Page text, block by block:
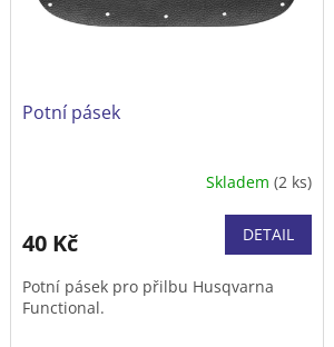
Potní pásek
Skladem (2 ks)
40 Kč DETAIL
Potní pásek pro přilbu Husqvarna
Functional.